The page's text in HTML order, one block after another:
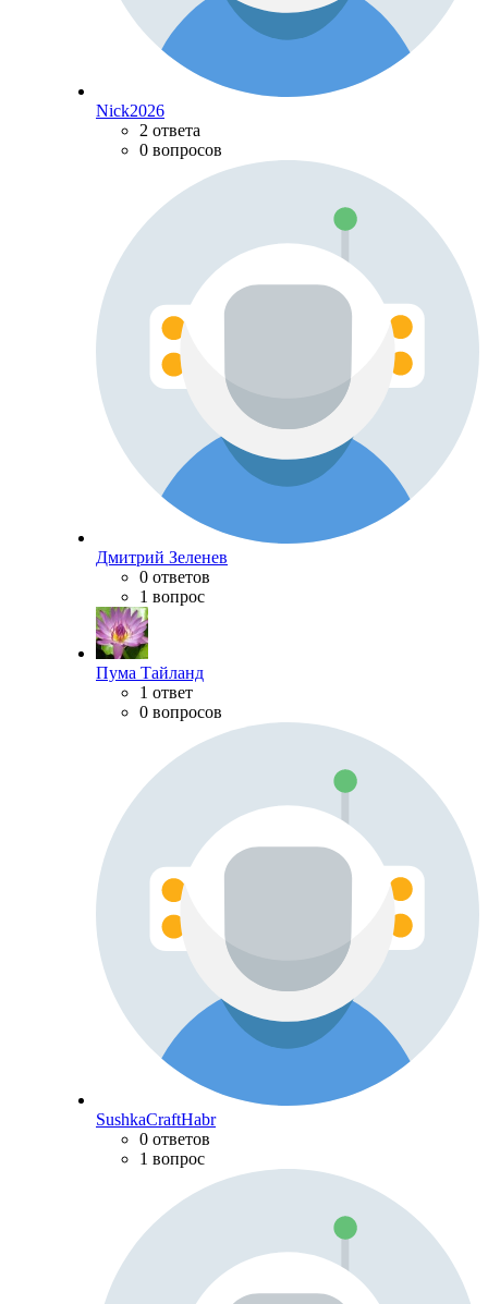
Nick2026
2 ответа
0 вопросов
Дмитрий Зеленев
0 ответов
1 вопрос
Пума Тайланд
1 ответ
0 вопросов
SushkaCraftHabr
0 ответов
1 вопрос